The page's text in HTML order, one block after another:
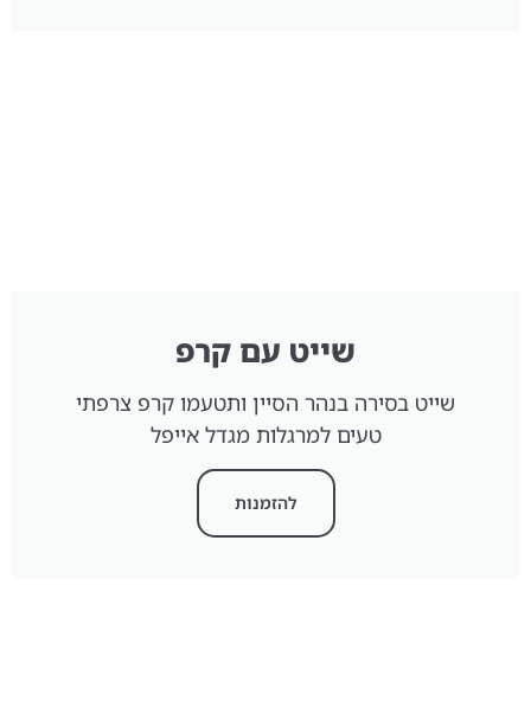
שייט עם קרפ
שייט בסירה בנהר הסיין ותטעמו קרפ צרפתי
טעים למרגלות מגדל אייפל
להזמנות